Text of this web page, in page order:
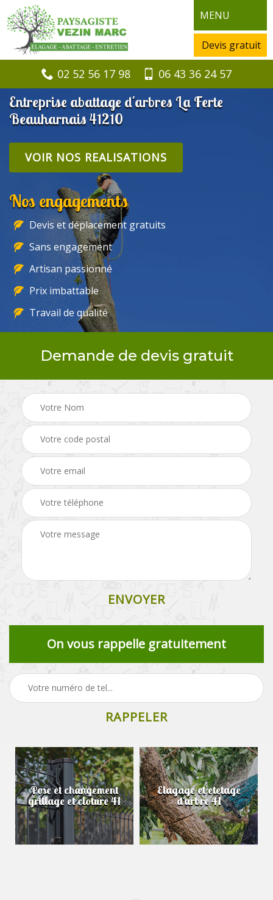
MENU
Devis gratuit
02 52 56 17 98 06 43 36 24 57
Entreprise abattage d'arbres La Ferte
Beauharnais 41210
VOIR NOS REALISATIONS
Nos engagements
Devis et déplacement gratuits
Sans engagement
Artisan passionné
Prix imbattable
Travail de qualité
Demande de devis gratuit
On vous rappelle gratuitement
Pose et changement
grillage et cloture 41
Elagage et etetage
d'arbre 41